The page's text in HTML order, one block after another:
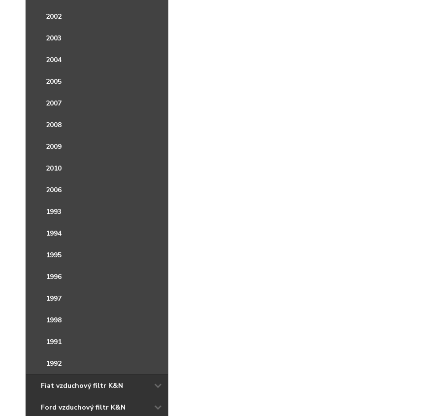
2002
2003
2004
2005
2007
2008
2009
2010
2006
1993
1994
1995
1996
1997
1998
1991
1992
Fiat vzduchový filtr K&N
Ford vzduchový filtr K&N